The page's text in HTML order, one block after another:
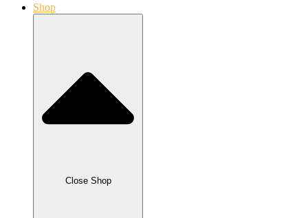
Shop
Close Shop